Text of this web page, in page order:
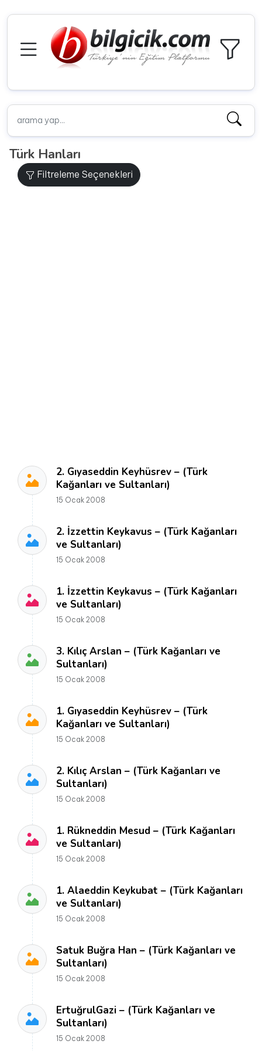
Türk Hanları
Filtreleme Seçenekleri
2. Gıyaseddin Keyhüsrev – (Türk
Kağanları ve Sultanları)
15 Ocak 2008
2. İzzettin Keykavus – (Türk Kağanları
ve Sultanları)
15 Ocak 2008
1. İzzettin Keykavus – (Türk Kağanları
ve Sultanları)
15 Ocak 2008
3. Kılıç Arslan – (Türk Kağanları ve
Sultanları)
15 Ocak 2008
1. Gıyaseddin Keyhüsrev – (Türk
Kağanları ve Sultanları)
15 Ocak 2008
2. Kılıç Arslan – (Türk Kağanları ve
Sultanları)
15 Ocak 2008
1. Rükneddin Mesud – (Türk Kağanları
ve Sultanları)
15 Ocak 2008
1. Alaeddin Keykubat – (Türk Kağanları
ve Sultanları)
15 Ocak 2008
Satuk Buğra Han – (Türk Kağanları ve
Sultanları)
15 Ocak 2008
ErtuğrulGazi – (Türk Kağanları ve
Sultanları)
15 Ocak 2008